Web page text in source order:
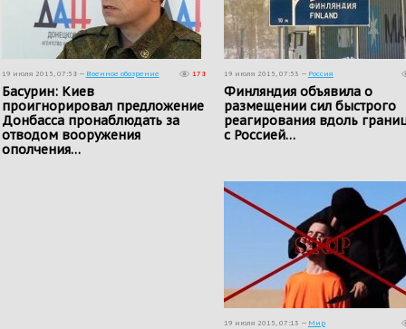
19 июля 2015, 07:58 — Военное обозрение 178
Басурин: Киев
проигнорировал предложение
Донбасса пронаблюдать за
отводом вооружения
ополчения…
19 июля 2015, 07:53 — Россия
Финляндия объявила о
размещении сил быстрого
реагирования вдоль
с Россией…
19 июля 2015, 07:13 — Мир